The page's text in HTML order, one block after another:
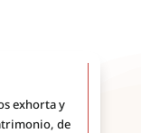
exhorta y
de